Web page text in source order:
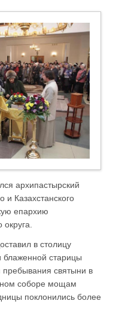
архипастырский
и Казахстанского
епархию
в столицу
блаженной старицы
святыни в
соборе мощам
поклонились более